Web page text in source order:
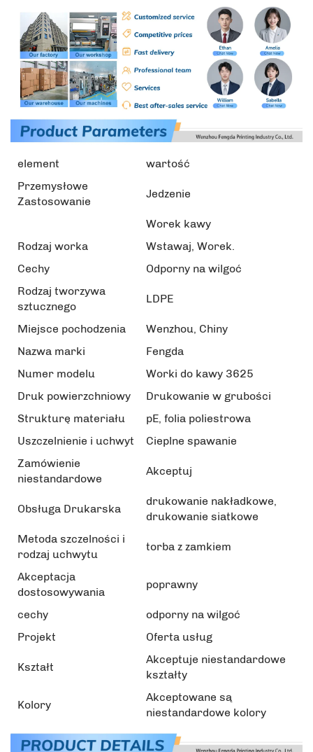
element
wartość
Przemysłowe
Zastosowanie
Jedzenie
Worek kawy
Rodzaj worka
Wstawaj, Worek.
Cechy
Odporny na wilgoć
Rodzaj tworzywa
sztucznego
LDPE
Miejsce pochodzenia
Wenzhou, Chiny
Nazwa marki
Fengda
Numer modelu
Worki do kawy 3625
Druk powierzchniowy
Drukowanie w grubości
Strukturę materiału
pE, folia poliestrowa
Uszczelnienie i uchwyt
Cieplne spawanie
Zamówienie
niestandardowe
Akceptuj
Obsługa Drukarska
drukowanie nakładkowe,
drukowanie siatkowe
Metoda szczelności i
rodzaj uchwytu
torba z zamkiem
Akceptacja
dostosowywania
poprawny
cechy
odporny na wilgoć
Projekt
Oferta usług
Kształt
Akceptuje niestandardowe
kształty
Kolory
Akceptowane są
niestandardowe kolory